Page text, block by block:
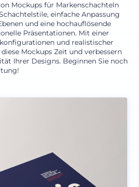
Mockups für Markenschachteln
einfache Anpassung
und eine hochauflösende
Präsentationen. Mit einer
und realistischer
Mockups Zeit und verbessern
Ihrer Designs. Beginnen Sie noch